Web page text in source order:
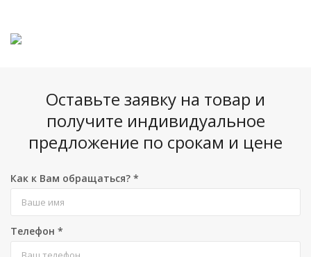
Оставьте заявку на товар и
получите индивидуальное
предложение по срокам и цене
Как к Вам обращаться? *
Телефон *